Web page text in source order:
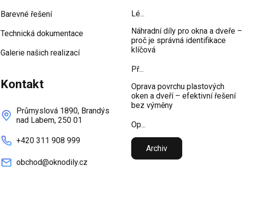
Barevné řešení
Technická dokumentace
Galerie našich realizací
Kontakt
Průmyslová 1890, Brandýs
nad Labem, 250 01
+420 311 908 999
obchod@oknodily.cz
Lé...
Náhradní díly pro okna a dveře –
proč je správná identifikace
klíčová
Př...
Oprava povrchu plastových
oken a dveří – efektivní řešení
bez výměny
Op...
Archiv